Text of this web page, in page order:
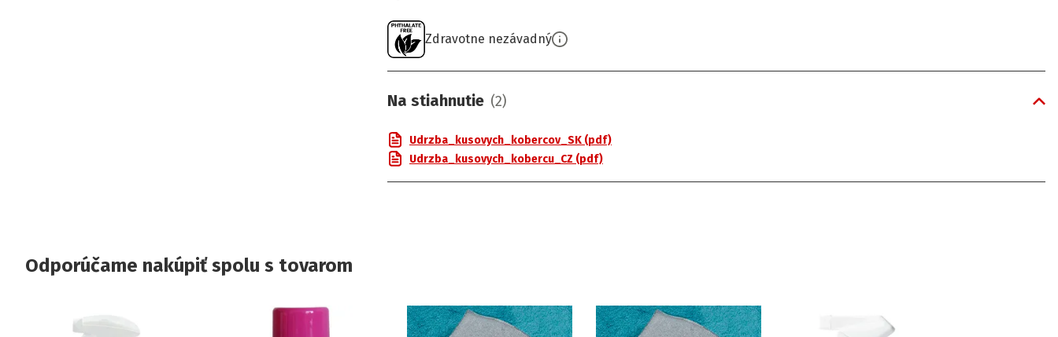
Zdravotne nezávadný
Na stiahnutie (2)
Udrzba_kusovych_kobercov_SK (pdf)
Udrzba_kusovych_kobercu_CZ (pdf)
Odporúčame nakúpiť spolu s tovarom